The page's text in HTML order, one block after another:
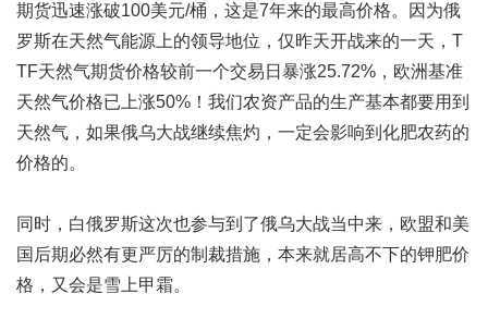
期货迅速涨破100美元/桶，这是7年来的最高价格。因为俄
罗斯在天然气能源上的领导地位，仅昨天开战来的一天，T
TF天然气期货价格较前一个交易日暴涨25.72%，欧洲基准
天然气价格已上涨50%！我们农资产品的生产基本都要用到
天然气，如果俄乌大战继续焦灼，一定会影响到化肥农药的
价格的。
同时，白俄罗斯这次也参与到了俄乌大战当中来，欧盟和美
国后期必然有更严厉的制裁措施，本来就居高不下的钾肥价
格，又会是雪上甲霜。